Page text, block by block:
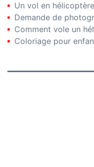
Un vol en
Demande de
Comment vole un
Coloriage pour